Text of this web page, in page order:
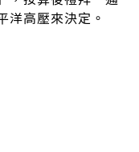
洋高壓來決定。